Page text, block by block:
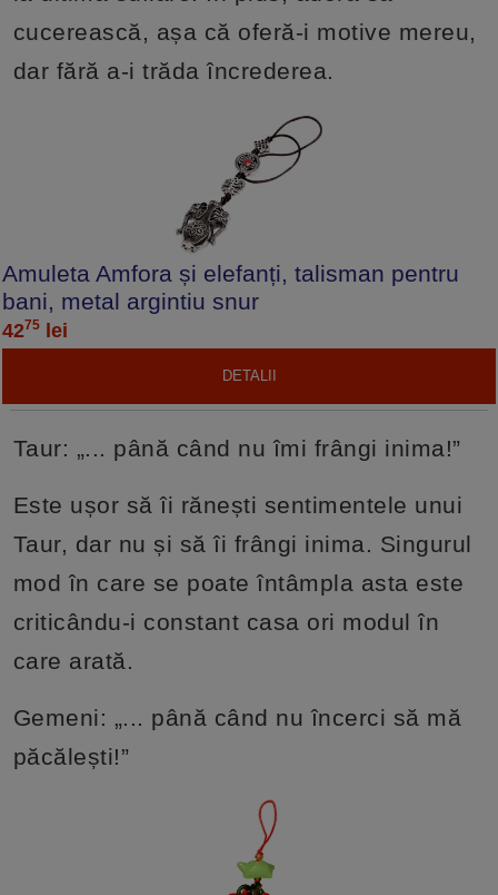
cucerească, așa că oferă-i motive mereu,
dar fără a-i trăda încrederea.
Amuleta Amfora și elefanți, talisman pentru
bani, metal argintiu snur
4275 lei
DETALII
Taur: „... până când nu îmi frângi inima!”
Este ușor să îi rănești sentimentele unui
Taur, dar nu și să îi frângi inima. Singurul
mod în care se poate întâmpla asta este
criticându-i constant casa ori modul în
care arată.
Gemeni: „... până când nu încerci să mă
păcălești!”